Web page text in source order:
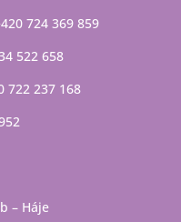
724 369 859
522 658
722 237 168
– Háje